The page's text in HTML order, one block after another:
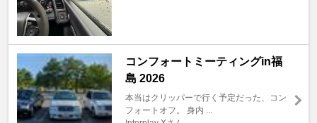
コンフォートミーティングin福
島 2026
本当はクリッパーで行く予定だった、コン
フォートオフ。 身内 ...